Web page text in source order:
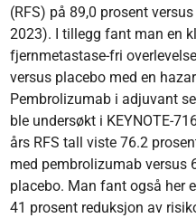
(RFS) på 89,0 prosent
2023). I tillegg fant man en
fjernmetastase-fri
versus placebo med en
Pembrolizumab i adjuvant
ble undersøkt i KEYNOTE-
års RFS tall viste 76.2
med pembrolizumab versus
placebo. Man fant også her
41 prosent reduksjon av